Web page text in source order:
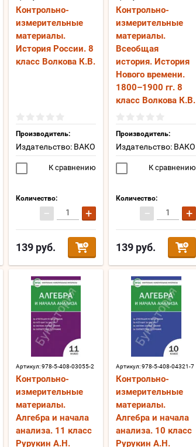
Контрольно-
измерительные
материалы.
История России. 8
класс Волкова К.В.
Производитель:
Издательство: ВАКО
К сравнению
Количество:
− +
139руб.
Контрольно-
измерительные
материалы.
Всеобщая
история. История
Нового времени.
1800–1900 гг. 8
класс Волкова К.В.
Производитель:
Издательство: ВАКО
К сравнению
Количество:
− +
139 руб.
Артикул:978-5-408-03055-2
Контрольно-
измерительные
материалы.
Алгебра и начала
анализа. 11 класс
Рурукин А.Н.
Артикул:978-5-408-04321-7
Контрольно-
измерительные
материалы.
Алгебра и начала
анализа. 10 класс
Рурукин А.Н.